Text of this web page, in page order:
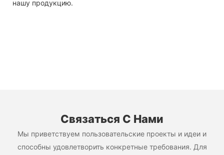
нашу продукцию.
Связаться С Нами
Мы приветствуем пользовательские проекты и идеи и
способны удовлетворить конкретные требования. Для